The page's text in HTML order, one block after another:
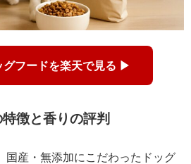
グフードを楽天で見る ▶
徴と香りの評判
国産・無添加にこだわったドッグ